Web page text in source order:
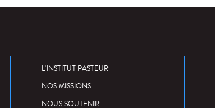
L'INSTITUT PASTEUR
NOS MISSIONS
NOUS SOUTENIR